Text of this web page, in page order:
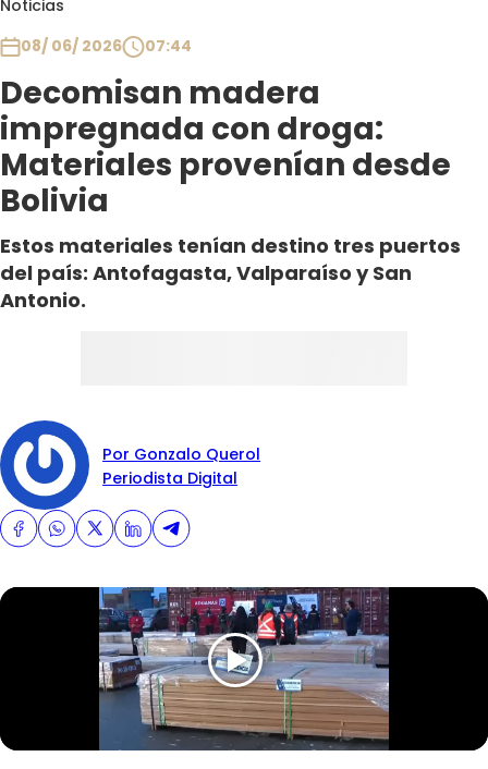
Noticias
08/ 06/ 2026
07:44
Decomisan madera
impregnada con droga:
Materiales provenían desde
Bolivia
Estos materiales tenían destino tres puertos
del país: Antofagasta, Valparaíso y San
Antonio.
Por Gonzalo Querol
Periodista Digital
Club De La Comedia
Contigo en Directo
Plan Perfecto
El Tiempo
Sabingo
Todos Los Programas